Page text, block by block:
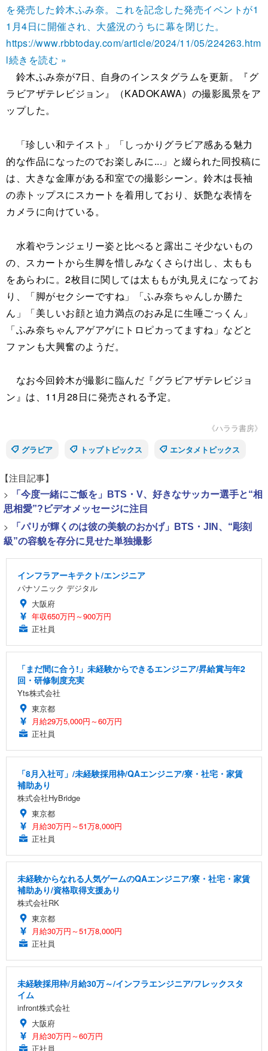
を発売した鈴木ふみ奈。これを記念した発売イベントが1
1月4日に開催され、大盛況のうちに幕を閉じた。
https://www.rbbtoday.com/article/2024/11/05/224263.htm
l続きを読む »
鈴木ふみ奈が7日、自身のインスタグラムを更新。『グ
ラビアザテレビジョン』（KADOKAWA）の撮影風景をア
ップした。
「珍しい和テイスト」「しっかりグラビア感ある魅力
的な作品になったのでお楽しみに...」と綴られた同投稿に
は、大きな金庫がある和室での撮影シーン。鈴木は長袖
の赤トップスにスカートを着用しており、妖艶な表情を
カメラに向けている。
水着やランジェリー姿と比べると露出こそ少ないもの
の、スカートから生脚を惜しみなくさらけ出し、太もも
をあらわに。2枚目に関しては太ももが丸見えになってお
り、「脚がセクシーですね」「ふみ奈ちゃんしか勝た
ん」「美しいお顔と迫力満点のおみ足に生唾ごっくん」
「ふみ奈ちゃんアゲアゲにトロピカってますね」などと
ファンも大興奮のようだ。
なお今回鈴木が撮影に臨んだ『グラビアザテレビジョ
ン』は、11月28日に発売される予定。
《ハララ書房》
グラビア
トップトピックス エンタメトピックス
【注目記事】
>
「今度一緒にご飯を」BTS・V、好きなサッカー選手と“相
思相愛”?ビデオメッセージに注目
>
「パリが輝くのは彼の美貌のおかげ」BTS・JIN、“彫刻
級”の容貌を存分に見せた単独撮影
インフラアーキテクト/エンジニア
パナソニック デジタル
大阪府
年収650万円～900万円
正社員
「まだ間に合う!」未経験からできるエンジニア/昇給賞与年2
回・研修制度充実
Yts株式会社
東京都
月給29万5,000円～60万円
正社員
「8月入社可」/未経験採用枠/QAエンジニア/寮・社宅・家賃
補助あり
株式会社HyBridge
東京都
月給30万円～51万8,000円
正社員
未経験からなれる人気ゲームのQAエンジニア/寮・社宅・家賃
補助あり/資格取得支援あり
株式会社RK
東京都
月給30万円～51万8,000円
正社員
未経験採用枠/月給30万～/インフラエンジニア/フレックスタ
イム
infront株式会社
大阪府
月給30万円～60万円
正社員